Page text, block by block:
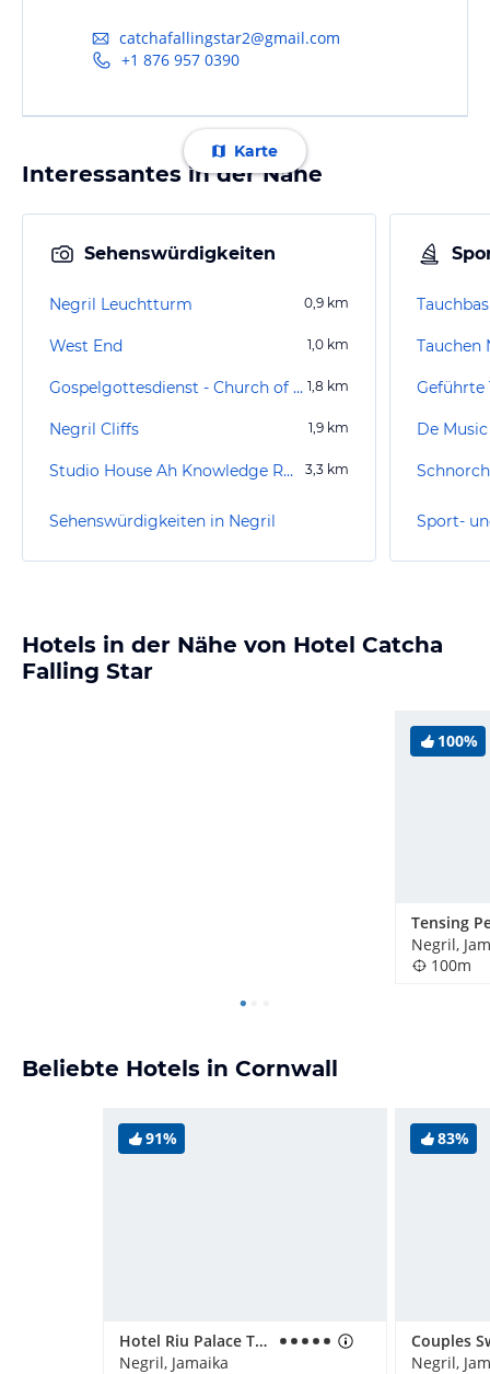
catchafallingstar2@gmail.com
+1 876 957 0390
Karte
Interessantes in der Nähe
Sehenswürdigkeiten
Negril Leuchtturm 0,9 km
West End 1,0 km
Gospelgottesdienst - Church of god 1,8 km
Negril Cliffs 1,9 km
Studio House Ah Knowledge Records 3,3 km
Sehenswürdigkeiten in Negril
Tauchen
Sport-
Hotels in der Nähe von Hotel Catcha
Falling Star
100%
Tensing
Negril,
100m
Beliebte Hotels in Cornwall
91%
Hotel Riu Palace Tropical Bay
Negril, Jamaika
83%
Negril,